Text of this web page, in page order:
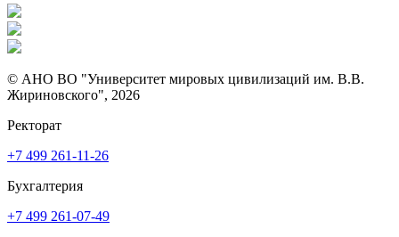
© АНО ВО "Университет мировых цивилизаций им. В.В.
Жириновского", 2026
Ректорат
+7 499 261-11-26
Бухгалтерия
+7 499 261-07-49